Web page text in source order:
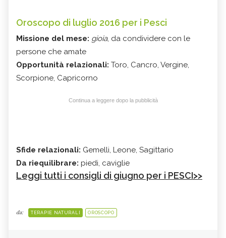
Oroscopo di luglio 2016 per i Pesci
Missione del mese: gioia, da condividere con le
persone che amate
Opportunità relazionali: Toro, Cancro, Vergine,
Scorpione, Capricorno
Continua a leggere dopo la pubblicità
Sfide relazionali: Gemelli, Leone, Sagittario
Da riequilibrare: piedi, caviglie
Leggi tutti i consigli di giugno per i PESCI>>
da: TERAPIE NATURALI OROSCOPO